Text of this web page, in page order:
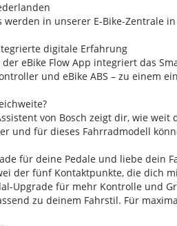
werden in unserer E-Bike-Zentrale
digitale Erfahrung
eBike Flow App integriert das
und eBike ABS – zu einem
von Bosch zeigt dir, wie
und für dieses Fahrradmodell
für deine Pedale und liebe dein
der fünf Kontaktpunkte, die dich
Upgrade für mehr Kontrolle und
zu deinem Fahrstil. Für